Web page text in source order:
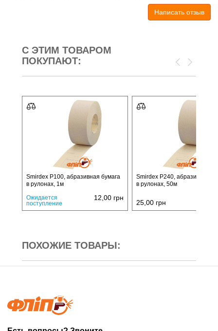
Написать отзыв
С ЭТИМ ТОВАРОМ
ПОКУПАЮТ:
Smirdex P100, абразивная бумага
в рулонах, 1м
Ожидается
поступление
12,00 грн
Smirdex P240, абразивная
в рулонах, 50м
25,00 грн
ПОХОЖИЕ ТОВАРЫ: